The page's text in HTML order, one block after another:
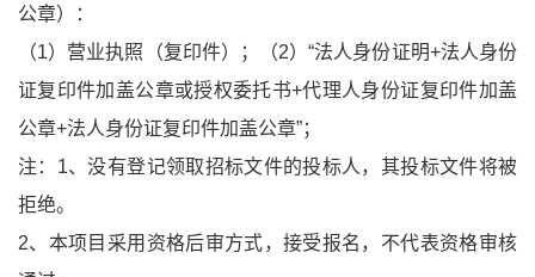
公章）：
（1）营业执照（复印件）；（2）“法人身份证明+法人身份
证复印件加盖公章或授权委托书+代理人身份证复印件加盖
公章+法人身份证复印件加盖公章”；
注：1、没有登记领取招标文件的投标人，其投标文件将被
拒绝。
2、本项目采用资格后审方式，接受报名，不代表资格审核